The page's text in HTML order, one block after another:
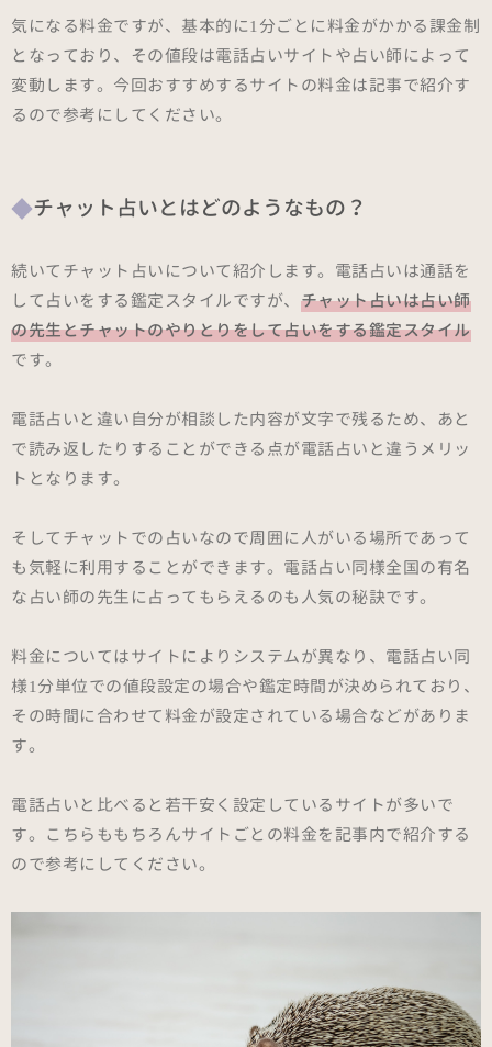
気になる料金ですが、基本的に1分ごとに料金がかかる課金制
となっており、その値段は電話占いサイトや占い師によって
変動します。今回おすすめするサイトの料金は記事で紹介す
るので参考にしてください。
チャット占いとはどのようなもの？
続いてチャット占いについて紹介します。電話占いは通話を
して占いをする鑑定スタイルですが、 チャット占いは占い師
の先生とチャットのやりとりをして占いをする鑑定スタイル
です。
電話占いと違い自分が相談した内容が文字で残るため、あと
で読み返したりすることができる点が電話占いと違うメリッ
トとなります。
そしてチャットでの占いなので周囲に人がいる場所であって
も気軽に利用することができます。電話占い同様全国の有名
な占い師の先生に占ってもらえるのも人気の秘訣です。
料金についてはサイトによりシステムが異なり、電話占い同
様1分単位での値段設定の場合や鑑定時間が決められており、
その時間に合わせて料金が設定されている場合などがありま
す。
電話占いと比べると若干安く設定しているサイトが多いで
す。こちらももちろんサイトごとの料金を記事内で紹介する
ので参考にしてください。